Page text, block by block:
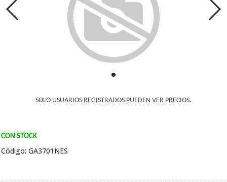
SOLO USUARIOS REGISTRADOS PUEDEN VER PRECIOS.
CON STOCK
Código: GA3701NES